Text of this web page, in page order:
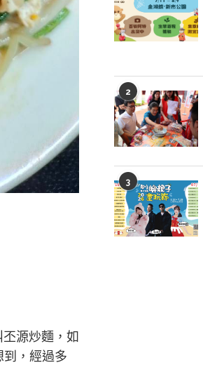
源炒麵，如
，經過多
2
3